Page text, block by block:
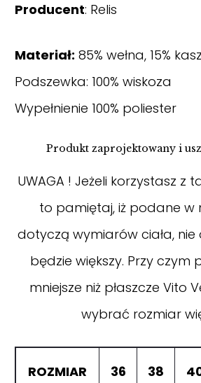
Producent: Relis
Materiał: 85% wełna, 15%
Podszewka: 100% wiskoza
Wypełnienie 100% poliester
Produkt zaprojektowany i
UWAGA ! Jeżeli korzystasz z
to pamiętaj, iż podane w
dotyczą wymiarów ciała, nie
będzie większy. Przy czym
mniejsze niż płaszcze Vito
wybrać rozmiar
ROZMIAR 36 38